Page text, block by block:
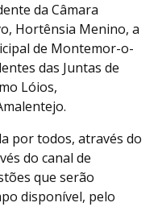
da Câmara
Hortênsia Menino, a
de Montemor-o-
das Juntas de
Lóios,
por todos, através do
do canal de
que serão
disponível, pelo